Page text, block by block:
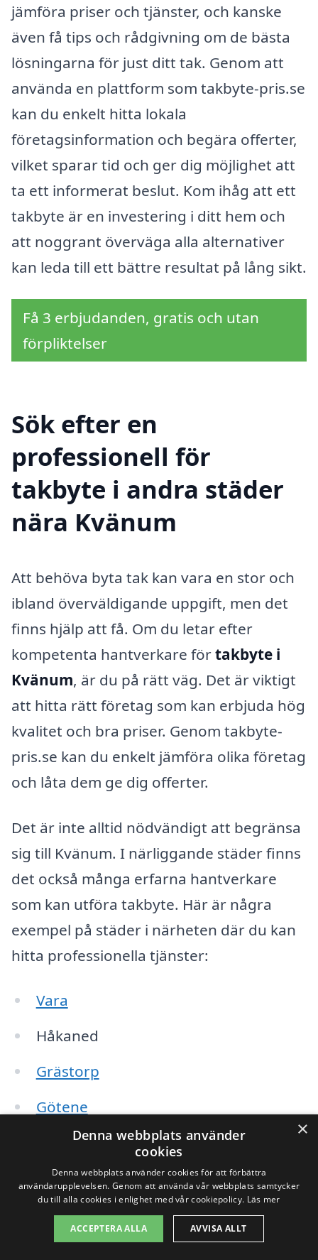
jämföra priser och tjänster, och kanske
även få tips och rådgivning om de bästa
lösningarna för just ditt tak. Genom att
använda en plattform som takbyte-pris.se
kan du enkelt hitta lokala
företagsinformation och begära offerter,
vilket sparar tid och ger dig möjlighet att
ta ett informerat beslut. Kom ihåg att ett
takbyte är en investering i ditt hem och
att noggrant överväga alla alternativer
kan leda till ett bättre resultat på lång sikt.
Få 3 erbjudanden, gratis och utan
förpliktelser
Sök efter en
professionell för
takbyte i andra städer
nära Kvänum
Att behöva byta tak kan vara en stor och
ibland överväldigande uppgift, men det
finns hjälp att få. Om du letar efter
kompetenta hantverkare förtakbyte i
Kvänum, är du på rätt väg. Det är viktigt
att hitta rätt företag som kan erbjuda hög
kvalitet och bra priser. Genom takbyte-
pris.se kan du enkelt jämföra olika företag
och låta dem ge dig offerter.
Det är inte alltid nödvändigt att begränsa
sig till Kvänum. I närliggande städer finns
det också många erfarna hantverkare
som kan utföra takbyte. Här är några
exempel på städer i närheten där du kan
hitta professionella tjänster:
Vara
Håkaned
Grästorp
Götene
Falbygden
Lidköping
Skara
Trollhättan
×
Denna webbplats använder
cookies
Denna webbplats använder cookies för att förbättra
användarupplevelsen. Genom att använda vår webbplats samtycker
du till alla cookies i enlighet med vår cookiepolicy. Läs mer
ACCEPTERA ALLA AVVISA ALLT